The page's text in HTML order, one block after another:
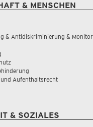
& MENSCHEN
& Antidiskriminierung &
Aufenthaltsrecht
& SOZIALES